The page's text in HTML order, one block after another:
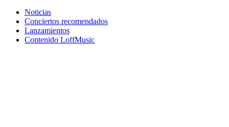
Noticias
Conciertos recomendados
Lanzamientos
Contenido LoffMusic